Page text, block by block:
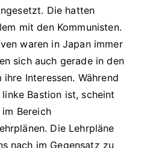
Die hatten
mit den Kommunisten.
waren in Japan immer
sich auch gerade in den
ihre Interessen. Während
Bastion ist, scheint
Bereich
Die Lehrpläne
nach im Gegensatz zu